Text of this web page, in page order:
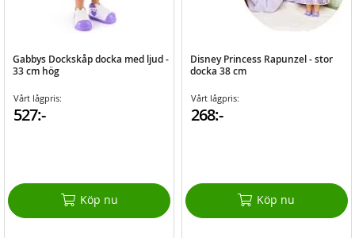
Gabbys Dockskåp docka med ljud -
33 cm hög
Vårt lågpris:
527:-
Köp nu
Disney Princess Rapunzel - stor
docka 38 cm
Vårt lågpris:
268:-
Köp nu